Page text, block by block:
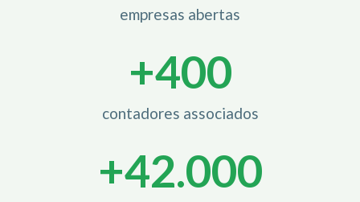
empresas abertas
contadores associados
+400
+42.000